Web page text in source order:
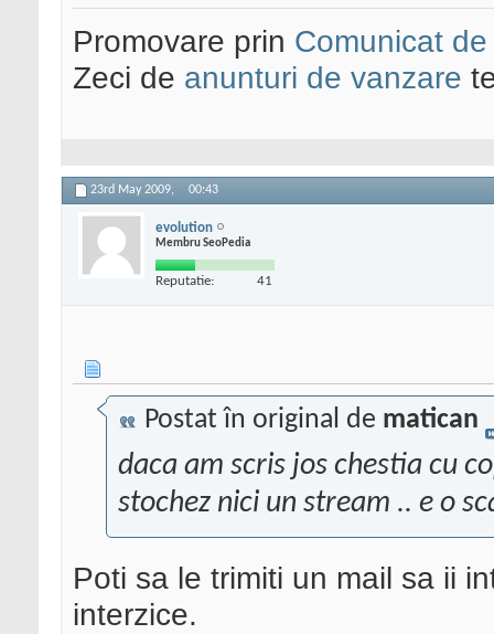
Promovare prin Comunicat
Zeci de anunturi de vanzare
23rd May 2009, 00:43
evolution
Membru SeoPedia
Reputatie: 41
Postat în original de matican
daca am scris jos chestia cu
stochez nici un stream .. e o
Poti sa le trimiti un mail sa ii
interzice.